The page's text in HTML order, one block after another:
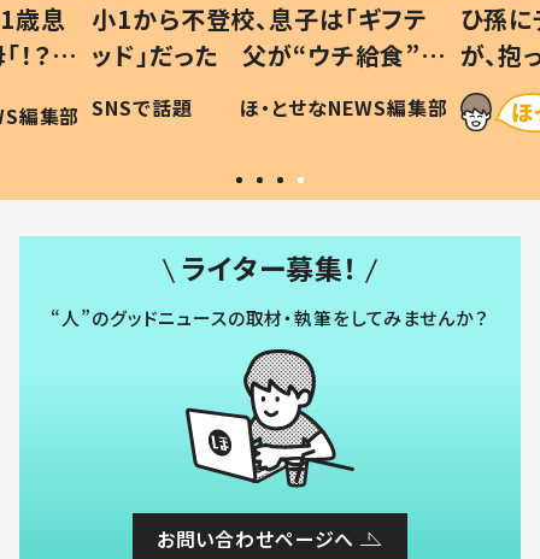
歳息
？」
編集部
小1から不登校、息子は「ギフテ
ッド」だった 父が“ウチ給食”を
作り続ける理由とは #令和の親
#令和の子
SNSで話題 ほ・とせなNEWS編集部
ひ孫
が、
「涙が
い」
ライター募集！
“人”のグッドニュースの取材・執筆をしてみませんか？
お問い合わせページへ